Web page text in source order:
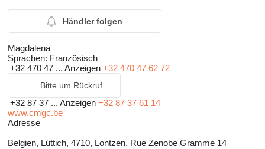
Händler folgen
Magdalena
Sprachen: Französisch
+32 470 47 ... Anzeigen +32 470 47 62 72
Bitte um Rückruf
+32 87 37 ... Anzeigen +32 87 37 61 14
www.cmgc.be
Adresse
Belgien, Lüttich, 4710, Lontzen, Rue Zenobe Gramme 14